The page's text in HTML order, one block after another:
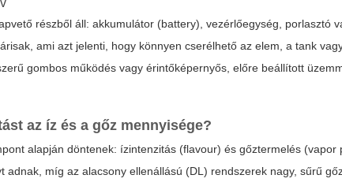
részből áll: akkumulátor (battery), vezérlőegység, porlasztó
ami azt jelenti, hogy könnyen cserélhető az elem, a tank
gombos működés vagy érintőképernyős, előre beállított
az íz és a gőz mennyisége?
alapján döntenek: ízintenzitás (flavour) és gőztermelés (vapor
adnak, míg az alacsony ellenállású (DL) rendszerek nagy, sűrű